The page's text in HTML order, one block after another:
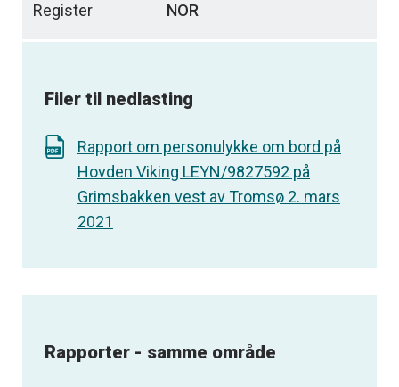
Register NOR
Filer til nedlasting
Rapport om personulykke om bord på
Hovden Viking LEYN/9827592 på
Grimsbakken vest av Tromsø 2. mars
2021
Rapporter - samme område